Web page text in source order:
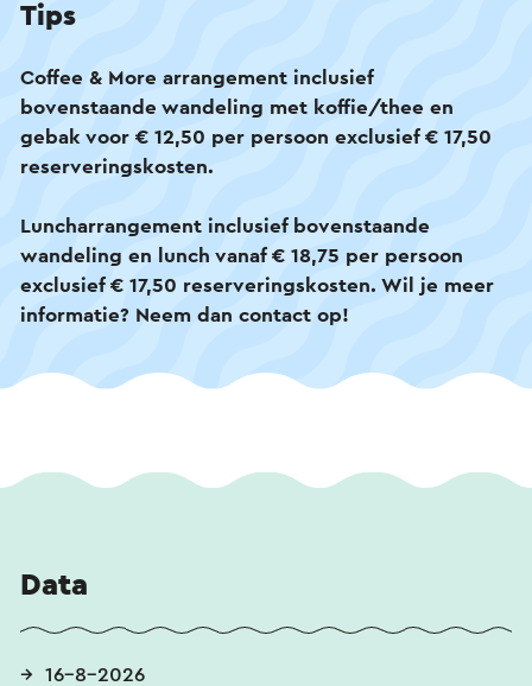
Tips
Coffee & More arrangement inclusief
bovenstaande wandeling met koffie/thee en
gebak voor € 12,50 per persoon exclusief € 17,50
reserveringskosten.
Luncharrangement inclusief bovenstaande
wandeling en lunch vanaf € 18,75 per persoon
exclusief € 17,50 reserveringskosten. Wil je meer
informatie? Neem dan contact op!
Data
16-8-2026